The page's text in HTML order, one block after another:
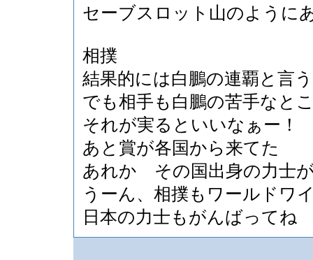
セーブスロット山のように
相撲
結果的には白鵬の連覇と言
でも相手も白鵬の苦手なと
それが実るといいなぁー！
あと賞が各国から来てた
あれか その国出身の力士
うーん、相撲もワールドワ
日本の力士もがんばって